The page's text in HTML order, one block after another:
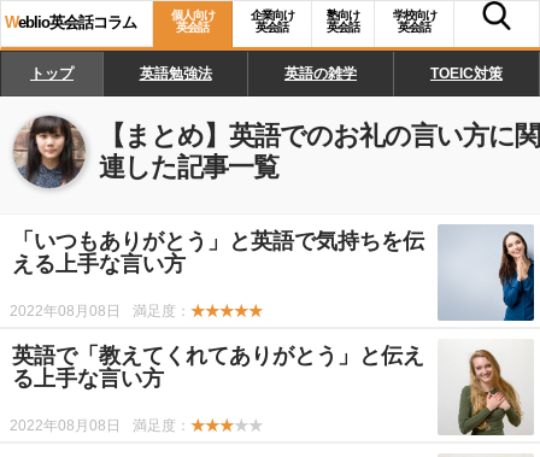
Weblio英会話コラム
個人向け
英会話
企業向け
英会話
塾向け
英会話
学校向け
英会話
トップ 英語勉強法 英語の雑学 TOEIC対策
【まとめ】 英語でのお礼の言い方に関
連した記事一覧
「いつもありがとう」と英語で気持ちを伝
える上手な言い方
2022年08月08日 満足度： ★★★★★
英語で「教えてくれてありがとう」と伝え
る上手な言い方
2022年08月08日 満足度： ★★★★★